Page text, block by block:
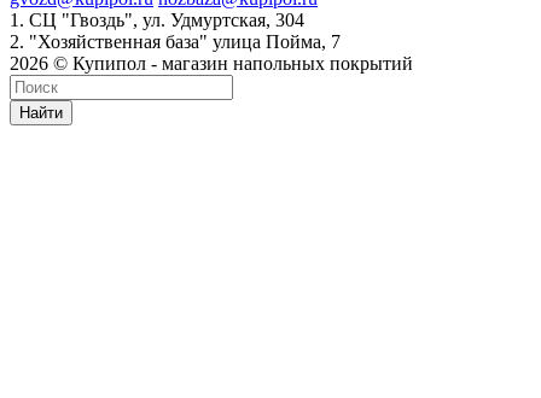
1. СЦ "Гвоздь", ул. Удмуртская, 304
2. "Хозяйственная база" улица Пойма, 7
2026 © Купипол - магазин напольных покрытий
Найти